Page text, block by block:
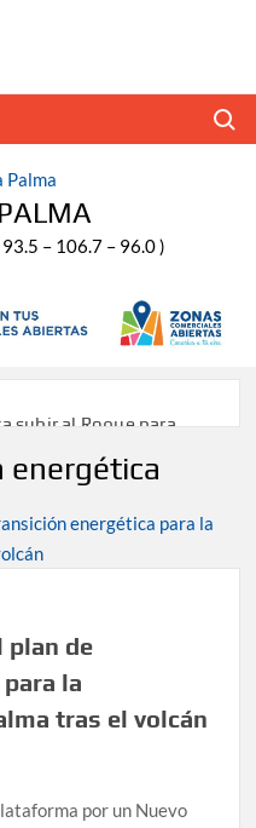
– 106.7 – 96.0 )
subir al Roque para
de 20 años dando
antes de 2030 un
del deporte como
energética
plan de
la
tras el volcán
por un Nuevo